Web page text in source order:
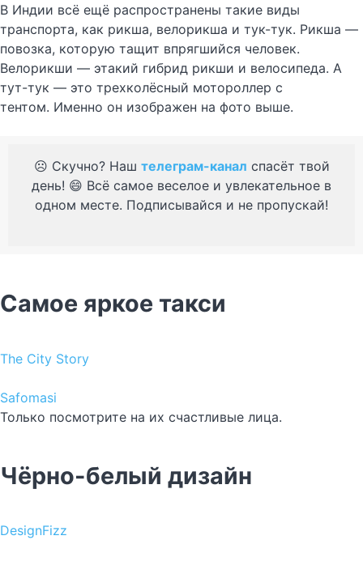
В Индии всё ещё распространены такие виды
транспорта, как рикша, велорикша и тук-тук. Рикша —
повозка, которую тащит впрягшийся человек.
Велорикши — этакий гибрид рикши и велосипеда. А
тут-тук — это трехколёсный мотороллер с
тентом. Именно он изображен на фото выше.
☹️ Скучно? Наш телеграм-канал спасёт твой
день! 😄 Всё самое веселое и увлекательное в
одном месте. Подписывайся и не пропускай!
Самое яркое такси
The City Story
Safomasi
Только посмотрите на их счастливые лица.
Чёрно-белый дизайн
DesignFizz